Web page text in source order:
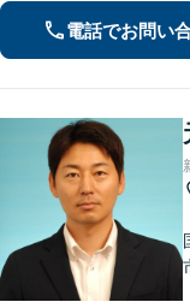
電話でお問い